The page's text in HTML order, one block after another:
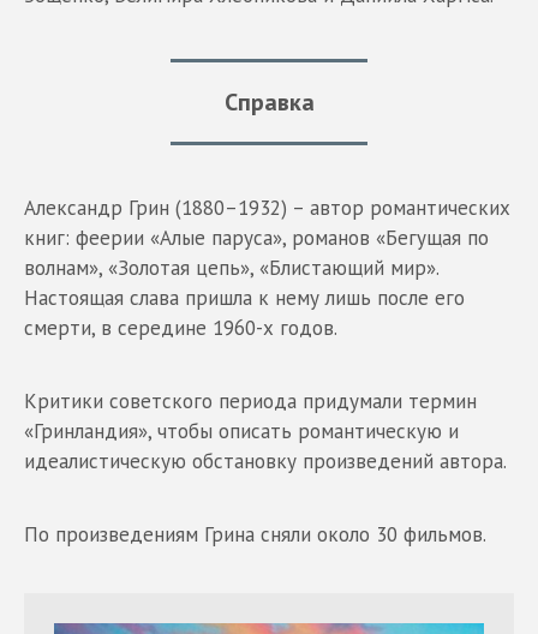
Справка
Александр Грин (1880–1932) – автор романтических
книг: феерии «Алые паруса», романов «Бегущая по
волнам», «Золотая цепь», «Блистающий мир».
Настоящая слава пришла к нему лишь после его
смерти, в середине 1960-х годов.
Критики советского периода придумали термин
«Гринландия», чтобы описать романтическую и
идеалистическую обстановку произведений автора.
По произведениям Грина сняли около 30 фильмов.